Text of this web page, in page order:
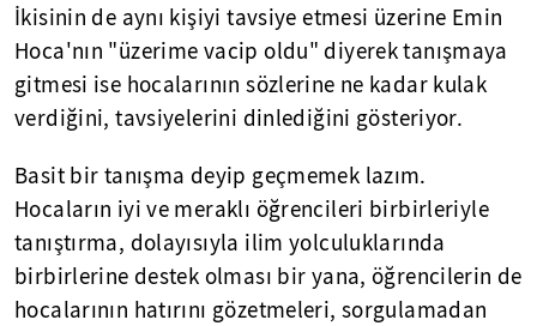
İkisinin de aynı kişiyi tavsiye etmesi üzerine Emin
Hoca'nın "üzerime vacip oldu" diyerek tanışmaya
gitmesi ise hocalarının sözlerine ne kadar kulak
verdiğini, tavsiyelerini dinlediğini gösteriyor.
Basit bir tanışma deyip geçmemek lazım.
Hocaların iyi ve meraklı öğrencileri birbirleriyle
tanıştırma, dolayısıyla ilim yolculuklarında
birbirlerine destek olması bir yana, öğrencilerin de
hocalarının hatırını gözetmeleri, sorgulamadan